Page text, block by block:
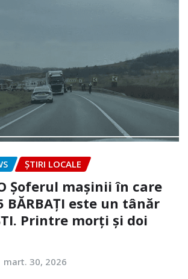
ȘTIRI LOCALE
Șoferul mașinii în care
BĂRBAȚI este un tânăr
Printre morți și doi
mart. 30, 2026